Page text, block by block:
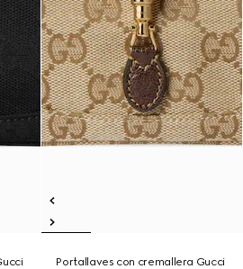
Portallaves con cremallera Gucci